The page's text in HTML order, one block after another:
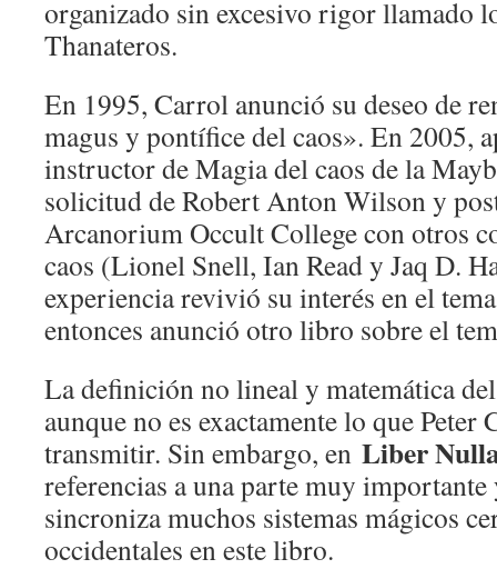
organizado sin excesivo rigor llamado
Thanateros.
En 1995, Carrol anunció su deseo de
magus y pontífice del caos​». En 2005,
instructor de Magia del caos de la
solicitud de Robert Anton Wilson y
Arcanorium Occult College con otros
caos (Lionel Snell, Ian Read y Jaq D.
experiencia revivió su interés en el
entonces anunció otro libro sobre el
La definición no lineal y matemática del
aunque no es exactamente lo que
transmitir. Sin embargo, en Liber
referencias a una parte muy importante
sincroniza muchos sistemas mágicos
occidentales en este libro.